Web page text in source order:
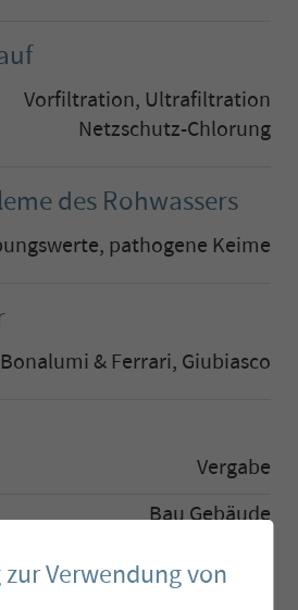
Vorfiltration, Ultrafiltration
Netzschutz-Chlorung
des Rohwassers
pathogene Keime
& Ferrari, Giubiasco
Vergabe
Bau Gebäude
Verwendung von